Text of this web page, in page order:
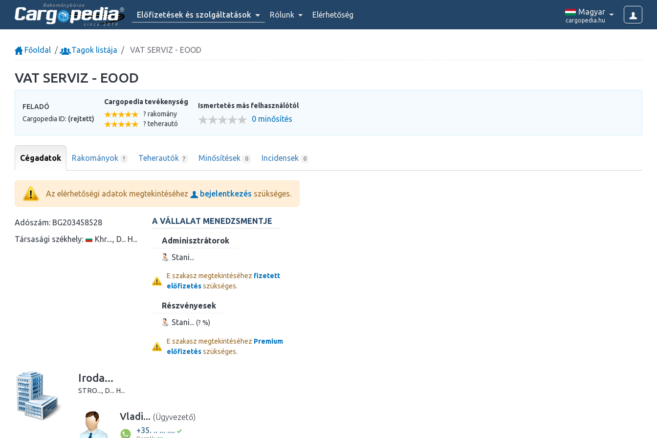
Rakománybörze
since 2014
Előfizetések és szolgáltatások Rólunk Elérhetőség Magyar
cargopedia.hu
Főoldal Tagok listája VAT SERVIZ - EOOD
VAT SERVIZ - EOOD
FELADÓ
Cargopedia ID: (rejtett)
Cargopedia tevékenység
? rakomány
? teherautó
Ismertetés más felhasználótól
0 minősítés
Cégadatok Rakományok ? Teherautók ? Minősítések 0 Incidensek 0
Az elérhetőségi adatok megtekintéséhez bejelentkezés szükséges.
Adószám: BG203458528
Társasági székhely:
Khr...., D... H...
A VÁLLALAT MENEDZSMENTJE
Adminisztrátorok
Stani...
E szakasz megtekintéséhez fizetett
előfizetésszükséges.
Részvényesek
Stani... (? %)
E szakasz megtekintéséhez Premium
előfizetésszükséges.
Iroda...
STRO..., D... H...
Vladi... (Ügyvezető)
+35. .. ... ....